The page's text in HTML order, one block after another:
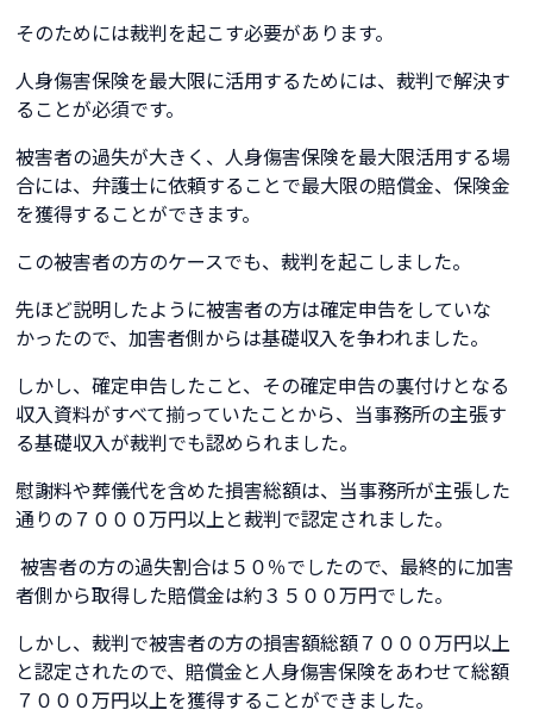
そのためには裁判を起こす必要があります。
人身傷害保険を最大限に活用するためには、裁判で解決す
ることが必須です。
被害者の過失が大きく、人身傷害保険を最大限活用する場
合には、弁護士に依頼することで最大限の賠償金、保険金
を獲得することができます。
この被害者の方のケースでも、裁判を起こしました。
先ほど説明したように被害者の方は確定申告をしていな
かったので、加害者側からは基礎収入を争われました。
しかし、確定申告したこと、その確定申告の裏付けとなる
収入資料がすべて揃っていたことから、当事務所の主張す
る基礎収入が裁判でも認められました。
慰謝料や葬儀代を含めた損害総額は、当事務所が主張した
通りの７０００万円以上と裁判で認定されました。
被害者の方の過失割合は５０％でしたので、最終的に加害
者側から取得した賠償金は約３５００万円でした。
しかし、裁判で被害者の方の損害額総額７０００万円以上
と認定されたので、賠償金と人身傷害保険をあわせて総額
７０００万円以上を獲得することができました。